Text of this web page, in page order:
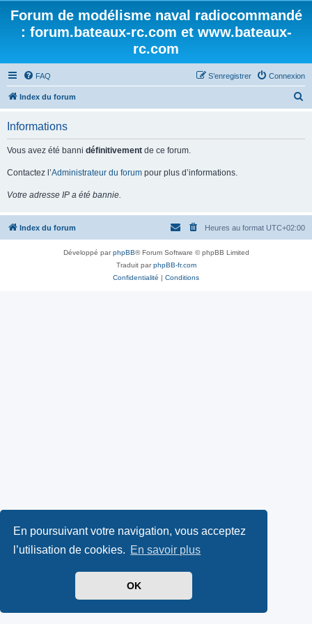
En poursuivant votre navigation, vous acceptez
l’utilisation de cookies. En savoir plus
OK
Forum de modélisme naval radiocommandé
: forum.bateaux-rc.com et www.bateaux-
rc.com
FAQ Connexion
S’enregistrer
Index du forum
e
Informations
Vous avez été banni définitivement de ce forum.
Contactez l’Administrateur du forum pour plus d’informations.
Votre adresse IP a été bannie.
Index du forum Heures au format UTC+02:00
Développé parphpBB® Forum Software © phpBB Limited
Traduit parphpBB-fr.com
Confidentialité | Conditions